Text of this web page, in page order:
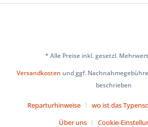
* Alle Preise inkl. gesetzl.
Versandkosten und ggf.
beschrieben
Reparturhinweise
wo ist das
Über uns
Cookie-